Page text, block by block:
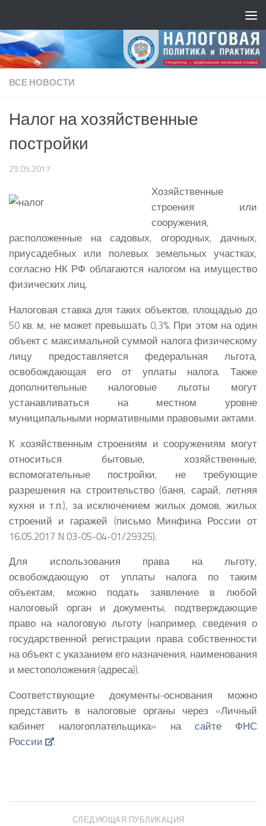
ВСЕ НОВОСТИ
Налог на хозяйственные
постройки
29.05.2017
Хозяйственные
строения или
сооружения,
расположенные на садовых, огородных, дачных,
приусадебных или полевых земельных участках,
согласно НК РФ облагаются налогом на имущество
физических лиц.
Налоговая ставка для таких объектов, площадью до
50 кв. м, не может превышать 0,3%. При этом на один
объект с максимальной суммой налога физическому
лицу предоставляется федеральная льгота,
освобождающая его от уплаты налога. Также
дополнительные налоговые льготы могут
устанавливаться на местном уровне
муниципальными нормативными правовыми актами.
К хозяйственным строениям и сооружениям могут
относиться бытовые, хозяйственные,
вспомогательные постройки, не требующие
разрешения на строительство (баня, сарай, летняя
кухня и т.п.), за исключением жилых домов, жилых
строений и гаражей (письмо Минфина России от
16.05.2017 N 03-05-04-01/29325).
Для использования права на льготу,
освобождающую от уплаты налога по таким
объектам, можно подать заявление в любой
налоговый орган и документы, подтверждающие
право на налоговую льготу (например, сведения о
государственной регистрации права собственности
на объект с указанием его назначения, наименования
и местоположения (адреса)).
Соответствующие документы-основания можно
представить в налоговые органы через «Личный
кабинет налогоплательщика» на сайте ФНС
России
.
СЛЕДУЮЩАЯ ПУБЛИКАЦИЯ